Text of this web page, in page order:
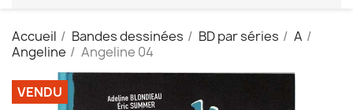
Accueil Bandes dessinées BD par séries
A
Angeline
Angeline 04
VENDU